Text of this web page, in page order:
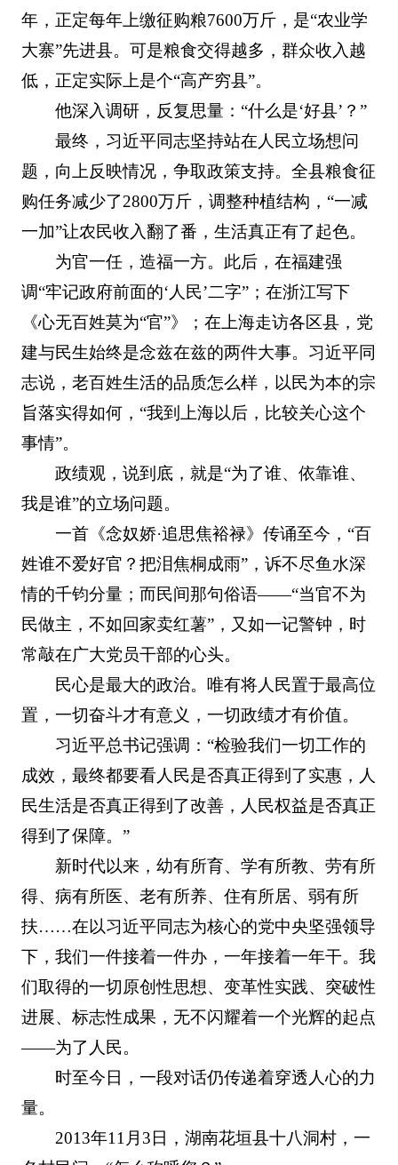
年，正定每年上缴征购粮7600万斤，是“农业学
大寨”先进县。可是粮食交得越多，群众收入越
低，正定实际上是个“高产穷县”。
他深入调研，反复思量：“什么是‘好县’？”
最终，习近平同志坚持站在人民立场想问
题，向上反映情况，争取政策支持。全县粮食征
购任务减少了2800万斤，调整种植结构，“一减
一加”让农民收入翻了番，生活真正有了起色。
为官一任，造福一方。此后，在福建强
调“牢记政府前面的‘人民’二字”；在浙江写下
《心无百姓莫为“官”》；在上海走访各区县，党
建与民生始终是念兹在兹的两件大事。习近平同
志说，老百姓生活的品质怎么样，以民为本的宗
旨落实得如何，“我到上海以后，比较关心这个
事情”。
政绩观，说到底，就是“为了谁、依靠谁、
我是谁”的立场问题。
一首《念奴娇·追思焦裕禄》传诵至今，“百
姓谁不爱好官？把泪焦桐成雨”，诉不尽鱼水深
情的千钧分量；而民间那句俗语——“当官不为
民做主，不如回家卖红薯”，又如一记警钟，时
常敲在广大党员干部的心头。
民心是最大的政治。唯有将人民置于最高位
置，一切奋斗才有意义，一切政绩才有价值。
习近平总书记强调：“检验我们一切工作的
成效，最终都要看人民是否真正得到了实惠，人
民生活是否真正得到了改善，人民权益是否真正
得到了保障。”
新时代以来，幼有所育、学有所教、劳有所
得、病有所医、老有所养、住有所居、弱有所
扶……在以习近平同志为核心的党中央坚强领导
下，我们一件接着一件办，一年接着一年干。我
们取得的一切原创性思想、变革性实践、突破性
进展、标志性成果，无不闪耀着一个光辉的起点
——为了人民。
时至今日，一段对话仍传递着穿透人心的力
量。
2013年11月3日，湖南花垣县十八洞村，一